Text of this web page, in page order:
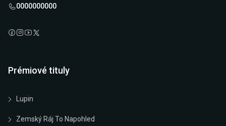
0000000000
Prémiové tituly
Lupin
Zemský Ráj To Napohled